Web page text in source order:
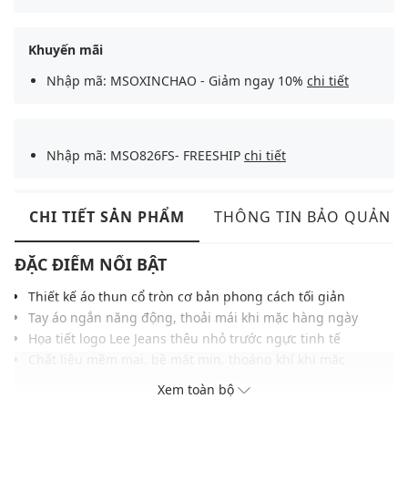
Khuyến mãi
Nhập mã: MSOXINCHAO - Giảm ngay 10% chi tiết
Nhập mã: MSO826FS- FREESHIP chi tiết
CHI TIẾT SẢN PHẨM THÔNG TIN BẢO QUẢN
ĐẶC ĐIỂM NỔI BẬT
Thiết kế áo thun cổ tròn cơ bản phong cách tối giản
Tay áo ngắn năng động, thoải mái khi mặc hàng ngày
Họa tiết logo Lee Jeans thêu nhỏ trước ngực tinh tế
Phom suông gọn gàng, phù hợp nhiều dáng người
Đường may chắc chắn, tỉ mỉ giữ dáng ổn định lâu dài
Xem toàn bộ